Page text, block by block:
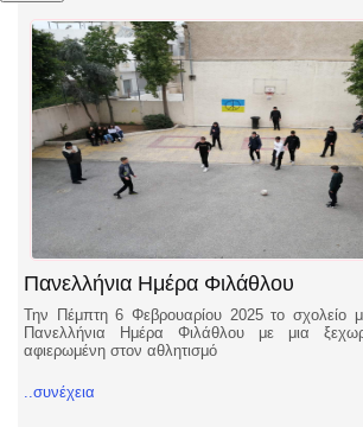
Πανελλήνια Ημέρα Φιλάθλου
Την Πέμπτη 6 Φεβρουαρίου 2025 το σχολείο
Πανελλήνια Ημέρα Φιλάθλου με μια
αφιερωμένη στον αθλητισμό
..συνέχεια